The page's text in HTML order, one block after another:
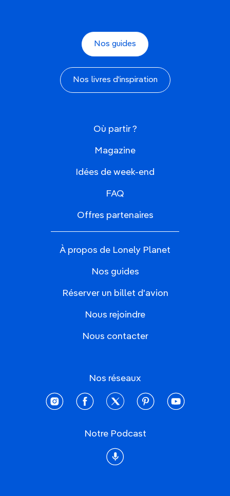
Nos guides
Nos livres d'inspiration
Où partir ?
Magazine
Idées de week-end
FAQ
Offres partenaires
À propos de Lonely Planet
Nos guides
Réserver un billet d'avion
Nous rejoindre
Nous contacter
Nos réseaux
instagramfacebooktwitter pinterestyoutube
Notre Podcast
Podcast